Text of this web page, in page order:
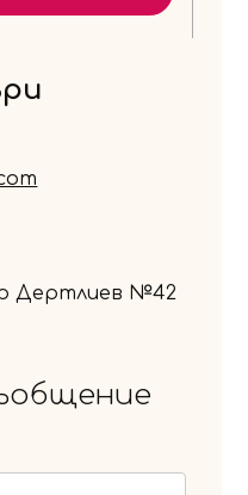
Дертлиев №42